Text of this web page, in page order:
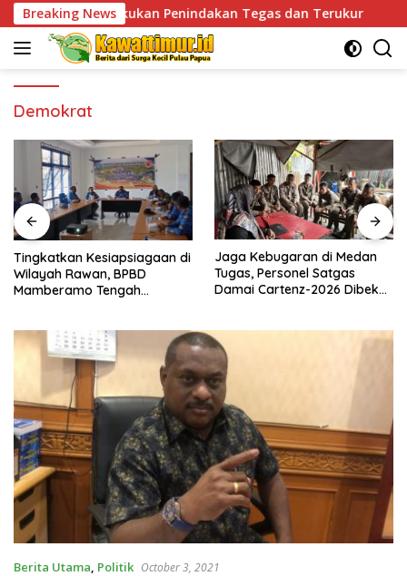
Skip
to
content
Breaking News
Penindakan Tegas dan Terukur Tingkatkan
Demokrat
Tingkatkan Kesiapsiagaan di
Wilayah Rawan, BPBD
Mamberamo Tengah
Jaga Kebugaran di Medan
Tugas, Personel Satgas
Damai Cartenz-2026 Dibekali
Berita Utama, Politik October 3, 2021